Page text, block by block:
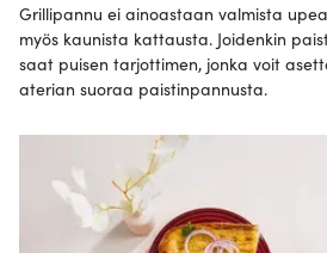
Grillipannu ei ainoastaan valmista
myös kaunista kattausta. Joidenkin
saat puisen tarjottimen, jonka voit
aterian suoraa paistinpannusta.